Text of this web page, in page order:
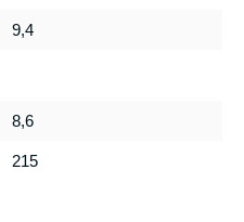
9,4
8,6
215